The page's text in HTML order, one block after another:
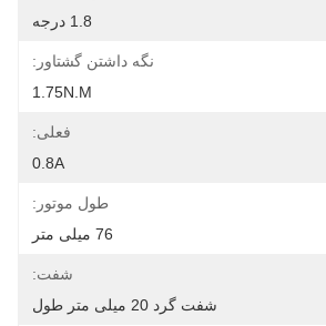
1.8 درجه
نگه داشتن گشتاور:
1.75N.m
فعلی:
0.8A
طول موتور:
76 میلی متر
شفت:
شفت گرد 20 میلی متر طول